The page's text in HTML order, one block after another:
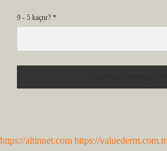
9 - 5 kaçtır? *
https://altinnet.com https://valuederm.com.tr